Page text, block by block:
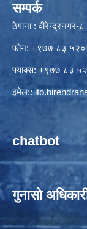
सम्पर्क
ठेगाना : वीरेन्द्रनगर-
फोन: +९७७ ८३
फ्याक्स: +९७७ ८३
इमेल::
chatbot
गुनासो